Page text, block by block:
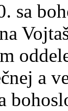
sa
a